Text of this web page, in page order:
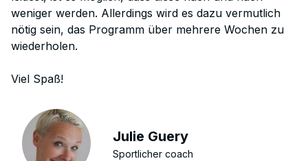
weniger werden. Allerdings wird es dazu vermutlich
nötig sein, das Programm über mehrere Wochen zu
wiederholen.
Viel Spaß!
Julie Guery
Sportlicher coach